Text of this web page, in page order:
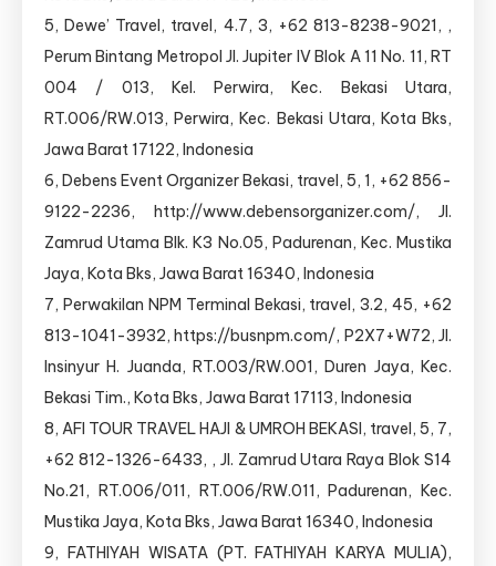
5, Dewe’ Travel, travel, 4.7, 3, +62 813-8238-9021, ,
Perum Bintang Metropol Jl. Jupiter IV Blok A 11 No. 11, RT
004 / 013, Kel. Perwira, Kec. Bekasi Utara,
RT.006/RW.013, Perwira, Kec. Bekasi Utara, Kota Bks,
Jawa Barat 17122, Indonesia
6, Debens Event Organizer Bekasi, travel, 5, 1, +62 856-
9122-2236, http://www.debensorganizer.com/, Jl.
Zamrud Utama Blk. K3 No.05, Padurenan, Kec. Mustika
Jaya, Kota Bks, Jawa Barat 16340, Indonesia
7, Perwakilan NPM Terminal Bekasi, travel, 3.2, 45, +62
813-1041-3932, https://busnpm.com/, P2X7+W72, Jl.
Insinyur H. Juanda, RT.003/RW.001, Duren Jaya, Kec.
Bekasi Tim., Kota Bks, Jawa Barat 17113, Indonesia
8, AFI TOUR TRAVEL HAJI & UMROH BEKASI, travel, 5, 7,
+62 812-1326-6433, , Jl. Zamrud Utara Raya Blok S14
No.21, RT.006/011, RT.006/RW.011, Padurenan, Kec.
Mustika Jaya, Kota Bks, Jawa Barat 16340, Indonesia
9, FATHIYAH WISATA (PT. FATHIYAH KARYA MULIA),